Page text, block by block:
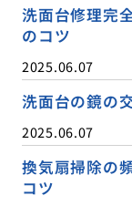
洗面台修理完
のコツ
2025.06.07
洗面台の鏡の
2025.06.07
換気扇掃除の
コツ